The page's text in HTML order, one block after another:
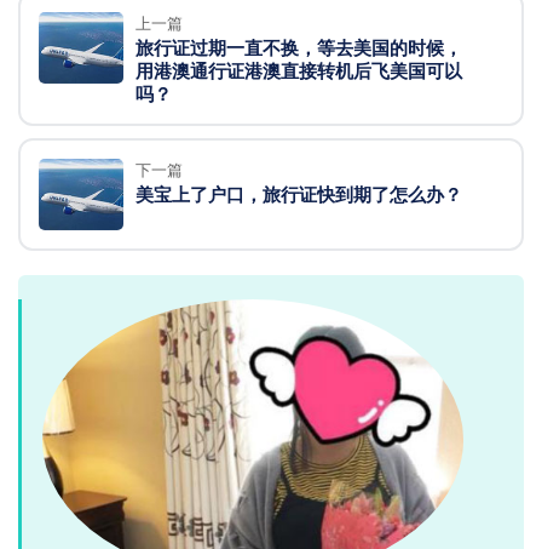
上一篇
旅行证过期一直不换，等去美国的时候，
用港澳通行证港澳直接转机后飞美国可以
吗？
下一篇
美宝上了户口，旅行证快到期了怎么办？